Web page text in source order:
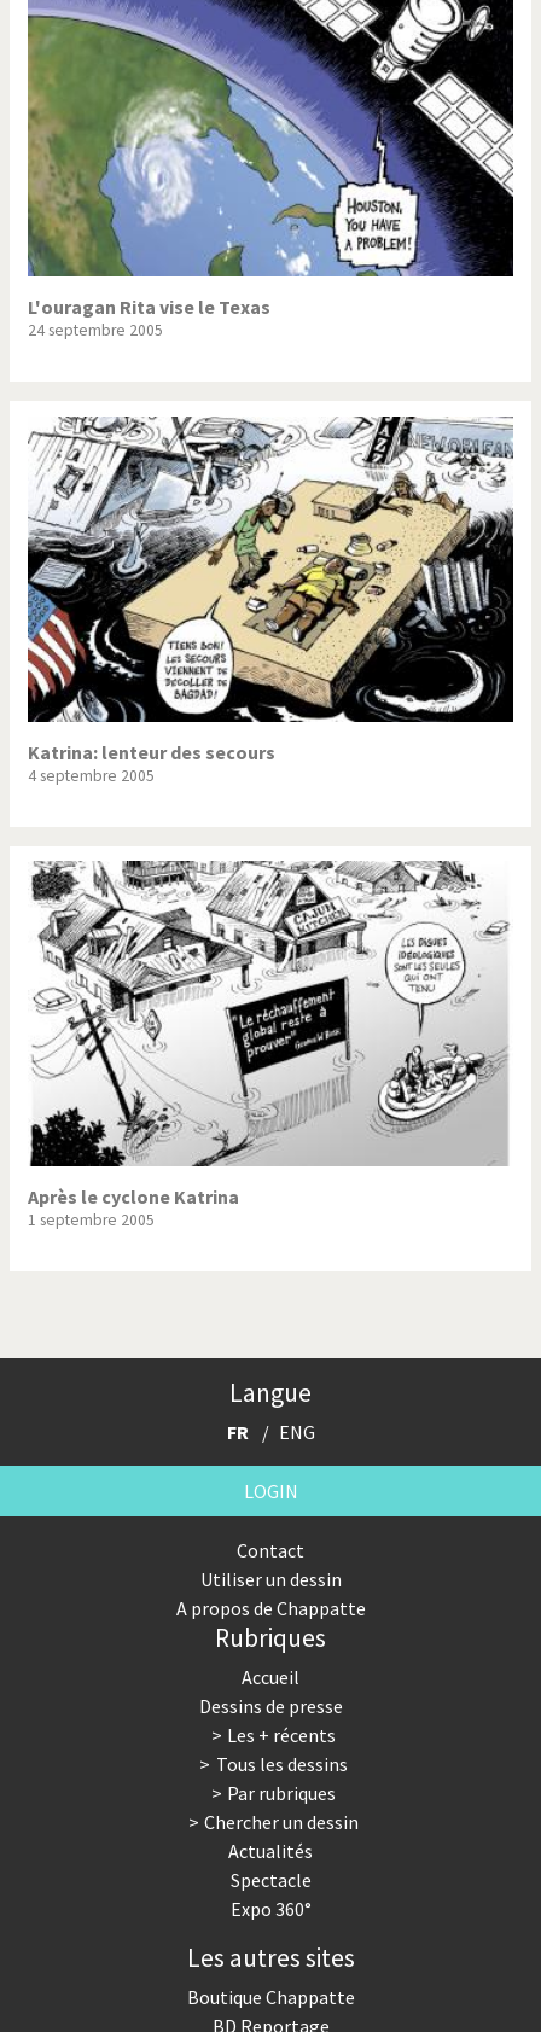
L'ouragan Rita vise le Texas
24 septembre 2005
Katrina: lenteur des secours
4 septembre 2005
Après le cyclone Katrina
1 septembre 2005
Langue
FR ENG
LOGIN
Contact
Utiliser un dessin
A propos de Chappatte
Rubriques
Accueil
Dessins de presse
Les + récents
Tous les dessins
Par rubriques
Chercher un dessin
Actualités
Spectacle
Expo 360°
Les autres sites
Boutique Chappatte
BD Reportage